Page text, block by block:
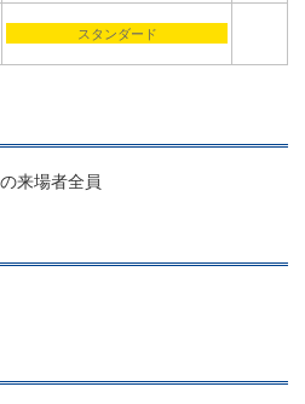
スタンダード
来場者全員